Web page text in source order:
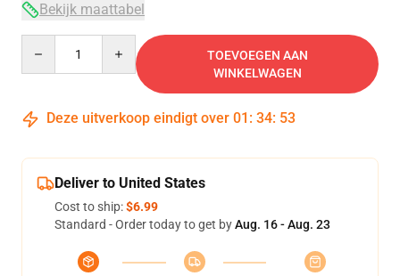
Bekijk maattabel
TOEVOEGEN AAN
WINKELWAGEN
Deze uitverkoop eindigt over 01 : 34: 53
Deliver to United States
Cost to ship:$6.99
Standard - Order today to get byAug. 16 - Aug. 23